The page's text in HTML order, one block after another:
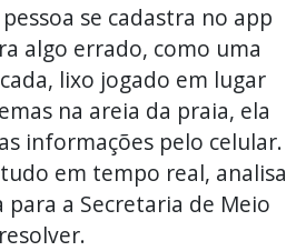
se cadastra no app
algo errado, como uma
lixo jogado em lugar
na areia da praia, ela
informações pelo celular.
em tempo real, analisa
para a Secretaria de Meio